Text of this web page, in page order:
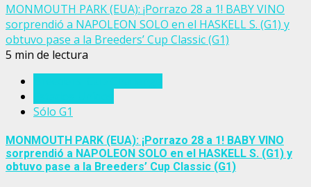
MONMOUTH PARK (EUA): ¡Porrazo 28 a 1! BABY VINO
sorprendió a NAPOLEON SOLO en el HASKELL S. (G1) y
obtuvo pase a la Breeders’ Cup Classic (G1)
5 min de lectura
Sólo G1
MONMOUTH PARK (EUA): ¡Porrazo 28 a 1! BABY VINO
sorprendió a NAPOLEON SOLO en el HASKELL S. (G1) y
obtuvo pase a la Breeders’ Cup Classic (G1)